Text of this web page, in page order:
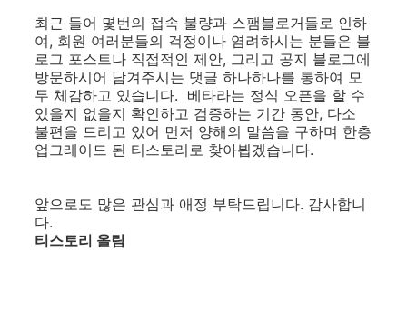
최근 들어 몇번의 접속 불량과 스팸블로거들로 인하
여, 회원 여러분들의 걱정이나 염려하시는 분들은 블
로그 포스트나 직접적인 제안, 그리고 공지 블로그에
방문하시어 남겨주시는 댓글 하나하나를 통하여 모
두 체감하고 있습니다. 베타라는 정식 오픈을 할 수
있을지 없을지 확인하고 검증하는 기간 동안, 다소
불편을 드리고 있어 먼저 양해의 말씀을 구하며 한층
업그레이드 된 티스토리로 찾아뵙겠습니다.
앞으로도 많은 관심과 애정 부탁드립니다. 감사합니
다.
티스토리 올림